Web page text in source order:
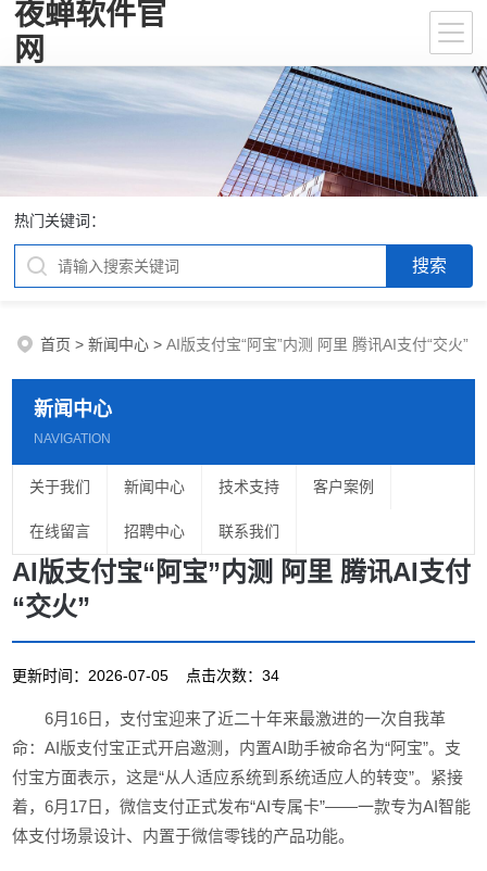
夜蝉软件官
网
热门关键词：
首页 >新闻中心 >AI版支付宝“阿宝”内测 阿里 腾讯AI支付“交火”
新闻中心
NAVIGATION
关于我们 新闻中心 技术支持 客户案例
在线留言 招聘中心 联系我们
AI版支付宝“阿宝”内测 阿里 腾讯AI支付
“交火”
更新时间：2026-07-05 点击次数：34
6月16日，支付宝迎来了近二十年来最激进的一次自我革
命：AI版支付宝正式开启邀测，内置AI助手被命名为“阿宝”。支
付宝方面表示，这是“从人适应系统到系统适应人的转变”。紧接
着，6月17日，微信支付正式发布“AI专属卡”——一款专为AI智能
体支付场景设计、内置于微信零钱的产品功能。